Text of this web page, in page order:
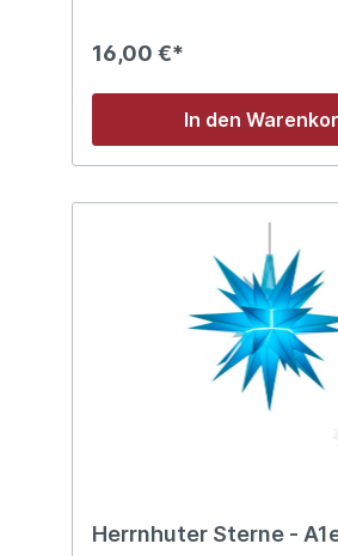
16,00 €*
In den
Herrnhuter Sterne -